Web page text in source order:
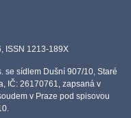
ISSN 1213-189X
se sídlem Dušní 907/10, Staré
IČ: 26170761, zapsaná v
v Praze pod spisovou